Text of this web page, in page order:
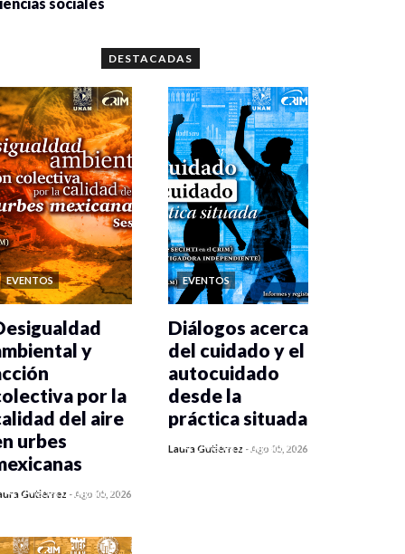
DESTACADAS
EVENTOS
0 veces compartido
y
por la
del aire
urbes
Gutiérrez -Ago 05, 2026
EVENTOS
0 veces compartido
Diálogos acerca
del cuidado y el
autocuidado
desde la
práctica situada
Laura Gutiérrez -Ago 05, 2026